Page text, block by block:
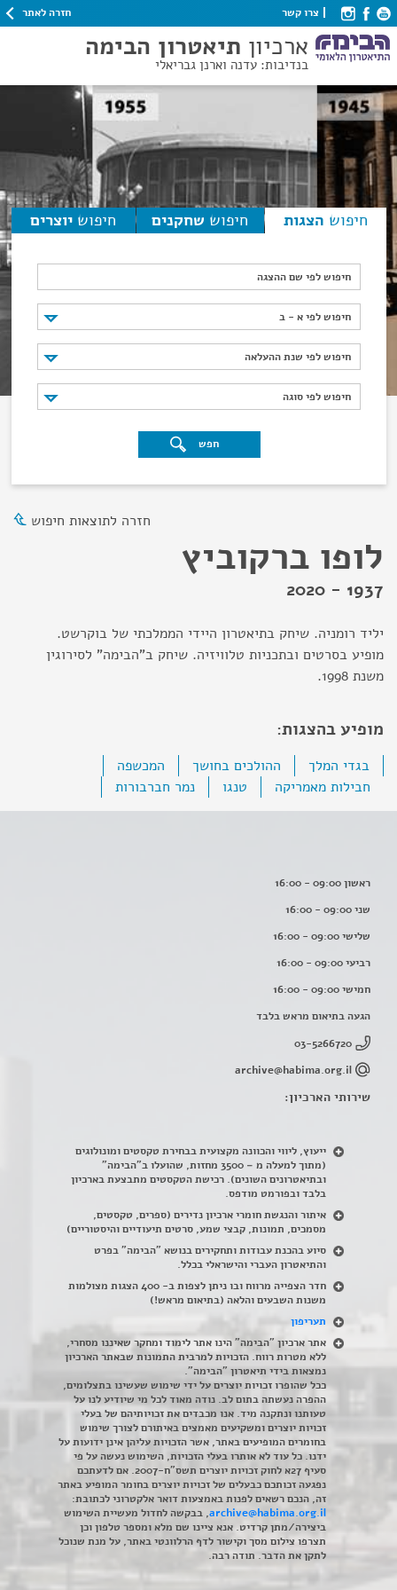
צרו קשר חזרה לאתר
ארכיון תיאטרון הבימה
בנדיבות: עדנה וארנן גבריאלי
חיפוש הצגות חיפוש שחקנים חיפוש יוצרים
חיפוש לפי שם ההצגה
חיפוש לפי א - ב
חיפוש לפי א - ב
חיפוש לפי שנת ההעלאה
חיפוש לפי שנת ההעלאה
חיפוש לפי סוגה
חיפוש לפי סוגה
חפש
חזרה לתוצאות חיפוש
לופו ברקוביץ
1937 - 2020
יליד רומניה. שיחק בתיאטרון היידי הממלכתי של בוקרשט.
מופיע בסרטים ובתכניות טלוויזיה. שיחק ב"הבימה" לסירוגין
משנת 1998.
מופיע בהצגות:
בגדי המלך ההולכים בחושך
המכשפה
חבילות מאמריקה
טנגו נמר חברבורות
ראשון 09:00 - 16:00
שני 09:00 - 16:00
שלישי 09:00 - 16:00
רביעי 09:00 - 16:00
חמישי 09:00 - 16:00
הגעה בתיאום מראש בלבד
03-5266720
archive@habima.org.il
שירותי הארכיון:
ייעוץ, ליווי והכוונה מקצועית בבחירת טקסטים ומונולוגים
(מתוך למעלה מ – 3500 מחזות, שהועלו ב"הבימה"
ובתיאטרונים השונים). רכישת הטקסטים מתבצעת בארכיון
בלבד ובפורמט מודפס.
איתור והנגשת חומרי ארכיון נדירים (ספרים, טקסטים,
מסמכים, תמונות, קבצי שמע, סרטים תיעודיים והיסטוריים)
סיוע בהכנת עבודות ותחקירים בנושא "הבימה" בפרט
והתיאטרון העברי והישראלי בכלל.
חדר הצפייה מרווח ובו ניתן לצפות ב- 400 הצגות מצולמות
משנות השבעים והלאה (בתיאום מראש!)
תעריפון
אתר ארכיון "הבימה" הינו אתר לימוד ומחקר שאיננו מסחרי,
ללא מטרות רווח. הזכויות למרבית התמונות שבאתר הארכיון
נמצאות בידי תיאטרון "הבימה".
ככל שהופרו זכויות יוצרים על ידי שימוש שעשינו בתצלומים,
ההפרה נעשתה בתום לב. נודה מאוד לכל מי שיודיע לנו על
טעותנו ונתקנה מיד. אנו מכבדים את זכויותיהם של בעלי
זכויות יוצרים ומשקיעים מאמצים באיתורם לצורך שימוש
בחומרים המופיעים באתר, אשר הזכויות עליהן אינן ידועות על
ידנו. כל עוד לא אותרו בעלי הזכויות, השימוש נעשה על פי
סעיף 27א לחוק זכויות יוצרים תשס"ח-2007. אם לדעתכם
נפגעה זכותכם כבעלים של זכויות יוצרים בחומר המופיע באתר
זה, הנכם רשאים לפנות באמצעות דואר אלקטרוני לכתובת:
archive@habima.org.il, בבקשה לחדול מעשיית השימוש
ביצירה/מתן קרדיט. אנא ציינו שם מלא ומספר טלפון וכן
תצרפו צילום מסך וקישור לדף הרלוונטי באתר, על מנת שנוכל
לתקן את הדבר. תודה רבה.